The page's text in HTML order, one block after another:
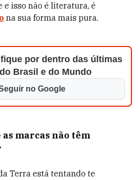
e isso não é literatura, é
na sua forma mais pura.
por dentro das últimas
Brasil e do Mundo
no Google
marcas não têm
Terra está tentando te